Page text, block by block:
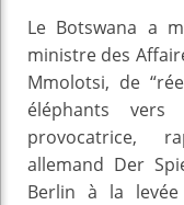
Le Botswana a
ministre des
Mmolotsi, de
éléphants vers
provocatrice,
allemand Der
Berlin à la